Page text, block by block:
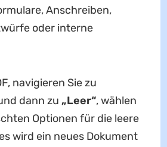
Anschreiben,
oder interne
navigieren Sie zu
dann zu „Leer“, wählen
Optionen für die leere
wird ein neues Dokument